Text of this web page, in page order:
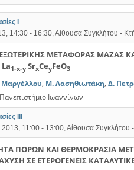
Ι
14:30 - 16:30, Αίθουσα Συγκλήτου -
ΜΕΤΑΦΟΡΑΣ ΜΑΖΑΣ
1-x-y SrxCeyFeO3
Μαργέλλου, Μ. Λασηθιωτάκη, Δ.
Ιωαννίνων
ΙΙΙ
11:00 - 13:00, Αίθουσα Συγκλήτου -
ΠΟΡΩΝ ΚΑΙ ΘΕΡΜΟΚΡΑΣΙΑ
ΣΕ ΕΤΕΡΟΓΕΝΕΙΣ